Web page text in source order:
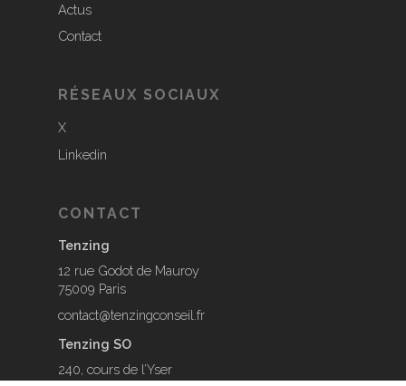
Actus
Contact
RÉSEAUX SOCIAUX
X
Linkedin
CONTACT
Tenzing
12 rue Godot de Mauroy
75009 Paris
contact@tenzingconseil.fr
Tenzing SO
240, cours de l’Yser